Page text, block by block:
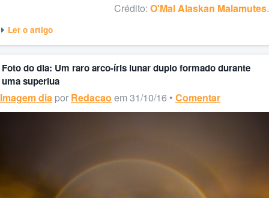
Crédito: O'Mal Alaskan Malamutes.
Ler o artigo
Foto do dia: Um raro arco-íris lunar duplo formado durante
uma superlua
Imagem dia por Redacao em 31/10/16 • Comentar